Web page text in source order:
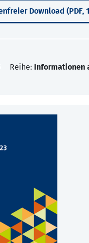
Download (PDF,
Reihe: Informationen